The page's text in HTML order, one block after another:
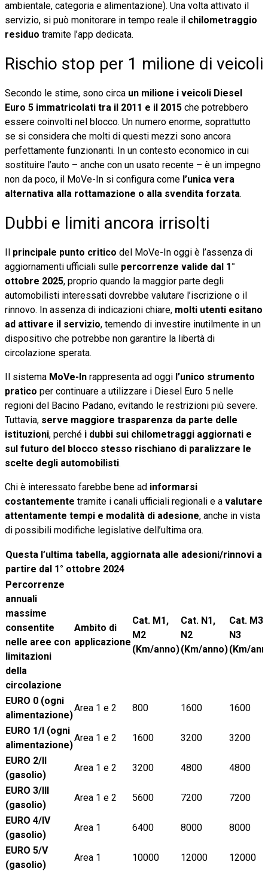
ambientale, categoria e alimentazione). Una volta attivato il
servizio, si può monitorare in tempo reale il chilometraggio
residuo tramite l’app dedicata.
Rischio stop per 1 milione di veicoli
Secondo le stime, sono circa un milione i veicoli Diesel
Euro 5 immatricolati tra il 2011 e il 2015 che potrebbero
essere coinvolti nel blocco. Un numero enorme, soprattutto
se si considera che molti di questi mezzi sono ancora
perfettamente funzionanti. In un contesto economico in cui
sostituire l’auto – anche con un usato recente – è un impegno
non da poco, il MoVe-In si configura come l’unica vera
alternativa alla rottamazione o alla svendita forzata.
Dubbi e limiti ancora irrisolti
Il principale punto critico del MoVe-In oggi è l’assenza di
aggiornamenti ufficiali sulle percorrenze valide dal 1°
ottobre 2025, proprio quando la maggior parte degli
automobilisti interessati dovrebbe valutare l’iscrizione o il
rinnovo. In assenza di indicazioni chiare, molti utenti esitano
ad attivare il servizio, temendo di investire inutilmente in un
dispositivo che potrebbe non garantire la libertà di
circolazione sperata.
Il sistema MoVe-In rappresenta ad oggi l’unico strumento
pratico per continuare a utilizzare i Diesel Euro 5 nelle
regioni del Bacino Padano, evitando le restrizioni più severe.
Tuttavia, serve maggiore trasparenza da parte delle
istituzioni, perché i dubbi sui chilometraggi aggiornati e
sul futuro del blocco stesso rischiano di paralizzare le
scelte degli automobilisti.
Chi è interessato farebbe bene ad informarsi
costantemente tramite i canali ufficiali regionali e a valutare
attentamente tempi e modalità di adesione, anche in vista
di possibili modifiche legislative dell’ultima ora.
Questa l’ultima tabella, aggiornata alle adesioni/rinnovi a
partire dal 1° ottobre 2024
Percorrenze
annuali
massime
consentite
nelle aree con
limitazioni
della
circolazione
Ambito di
applicazione
Cat. M1,
M2
(Km/anno)
Cat. N1,
N2
(Km/anno)
Cat. M3,
N3
(Km/
EURO 0 (ogni
alimentazione)
Area 1 e 2 800 1600
1600
EURO 1/I (ogni
alimentazione)
Area 1 e 2 1600 3200
3200
EURO 2/II
(gasolio)
Area 1 e 2 3200 4800
4800
EURO 3/III
(gasolio)
Area 1 e 2 5600 7200
7200
EURO 4/IV
(gasolio)
Area 1 6400 8000
8000
EURO 5/V
(gasolio)
Area 1 10000 12000 12000